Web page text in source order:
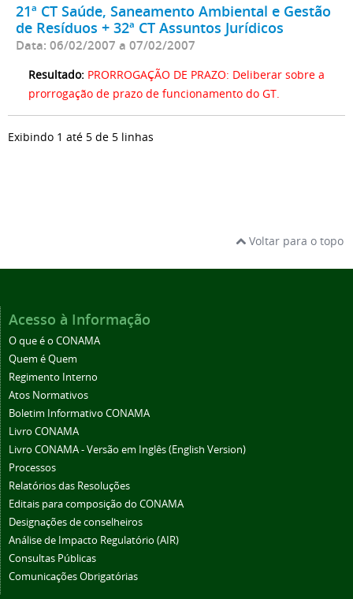
21ª CT Saúde, Saneamento Ambiental e Gestão
de Resíduos + 32ª CT Assuntos Jurídicos
Data: 06/02/2007 a 07/02/2007
Resultado: PRORROGAÇÃO DE PRAZO: Deliberar sobre a
prorrogação de prazo de funcionamento do GT.
Exibindo 1 até 5 de 5 linhas
Voltar para o topo
Acesso à Informação
O que é o CONAMA
Quem é Quem
Regimento Interno
Atos Normativos
Boletim Informativo CONAMA
Livro CONAMA
Livro CONAMA - Versão em Inglês (English Version)
Processos
Relatórios das Resoluções
Editais para composição do CONAMA
Designações de conselheiros
Análise de Impacto Regulatório (AIR)
Consultas Públicas
Comunicações Obrigatórias